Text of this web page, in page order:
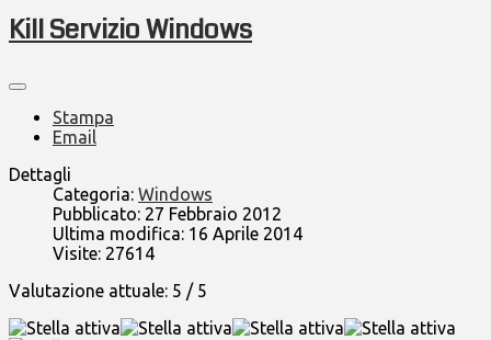
Kill Servizio Windows
Stampa
Email
Dettagli
Categoria: Windows
Pubblicato: 27 Febbraio 2012
Ultima modifica: 16 Aprile 2014
Visite: 27614
Valutazione attuale: 5 / 5